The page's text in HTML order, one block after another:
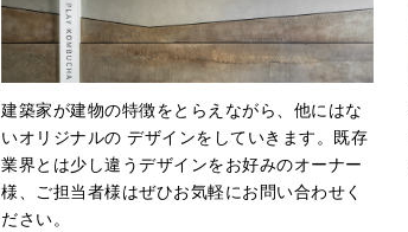
建築家が建物の特徴をとらえながら、他にはな
いオリジナルの デザインをしていきます。既存
業界とは少し違うデザインをお好みのオーナー
様、ご担当者様はぜひお気軽にお問い合わせく
ださい。